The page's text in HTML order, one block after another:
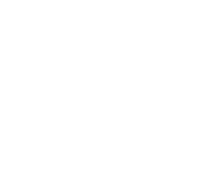
54 omdömen